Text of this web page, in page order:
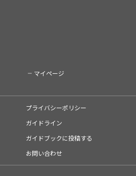
マイページ
プライバシーポリシー
ガイドライン
ガイドブックに投稿する
お問い合わせ